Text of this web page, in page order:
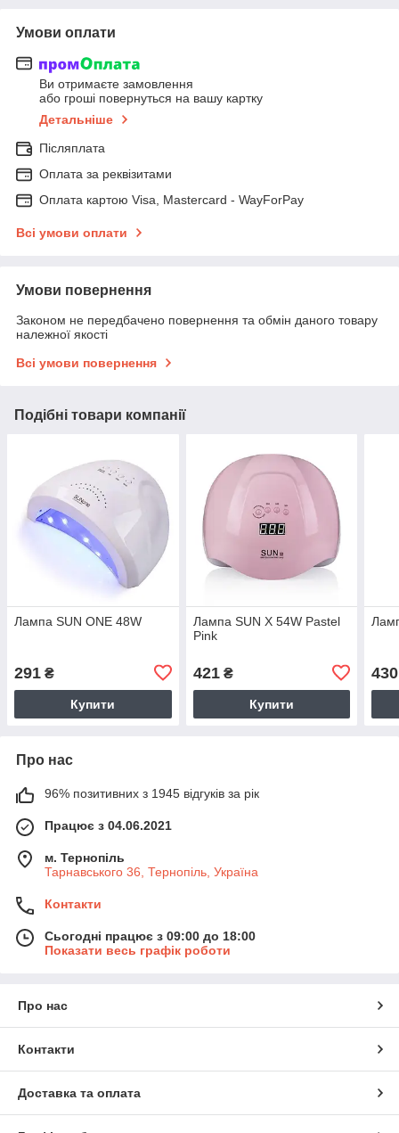
Умови оплати
Ви отримаєте замовлення
або гроші повернуться на вашу картку
Детальніше
Післяплата
Оплата за реквізитами
Оплата картою Visa, Mastercard - WayForPay
Всі умови оплати
Умови повернення
Законом не передбачено повернення та обмін даного товару
належної якості
Всі умови повернення
Подібні товари компанії
Лампа SUN ONE 48W
291 ₴
Купити
Лампа SUN X 54W Pastel
Pink
421₴
Купити
430
Про нас
96% позитивних з 1945 відгуків за рік
Працює з 04.06.2021
м. Тернопіль
Тарнавського 36, Тернопіль, Україна
Контакти
Сьогодні працює з 09:00 до 18:00
Показати весь графік роботи
Про нас
Контакти
Доставка та оплата